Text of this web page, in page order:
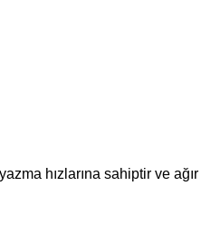
hızlarına sahiptir ve